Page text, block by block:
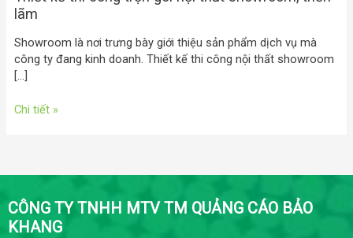
lãm
Showroom là nơi trưng bày giới thiệu sản phẩm dịch vụ mà
công ty đang kinh doanh. Thiết kế thi công nội thất showroom
[…]
Chi tiết »
CÔNG TY TNHH MTV TM QUẢNG CÁO BẢO
KHANG